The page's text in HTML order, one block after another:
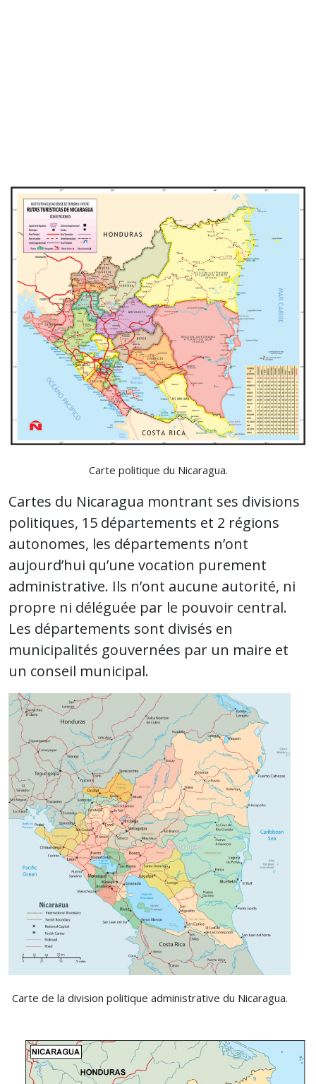
Carte politique du Nicaragua.
Cartes du Nicaragua montrant ses divisions
politiques, 15 départements et 2 régions
autonomes, les départements n’ont
aujourd’hui qu’une vocation purement
administrative. Ils n’ont aucune autorité, ni
propre ni déléguée par le pouvoir central.
Les départements sont divisés en
municipalités gouvernées par un maire et
un conseil municipal.
Carte de la division politique administrative du Nicaragua.